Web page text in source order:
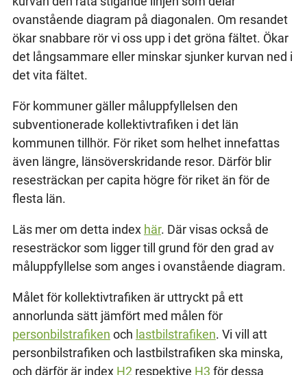
ovanstående diagram på diagonalen. Om resandet
ökar snabbare rör vi oss upp i det gröna fältet. Ökar
det långsammare eller minskar sjunker kurvan ned i
det vita fältet.
För kommuner gäller måluppfyllelsen den
subventionerade kollektivtrafiken i det län
kommunen tillhör. För riket som helhet innefattas
även längre, länsöverskridande resor. Därför blir
resesträckan per capita högre för riket än för de
flesta län.
Läs mer om detta index här. Där visas också de
resesträckor som ligger till grund för den grad av
måluppfyllelse som anges i ovanstående diagram.
Målet för kollektivtrafiken är uttryckt på ett
annorlunda sätt jämfört med målen för
personbilstrafiken och lastbilstrafiken. Vi vill att
personbilstrafiken och lastbilstrafiken ska minska,
och därför är index H2respektive H3 för dessa